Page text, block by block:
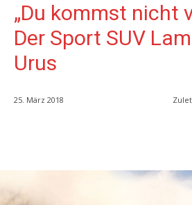
„Du kommst nicht
Der Sport SUV
Urus
25. März 2018